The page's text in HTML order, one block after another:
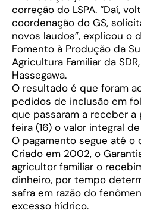
correção do LSPA. “Daí,
coordenação do GS,
novos laudos”, explicou o
Fomento à Produção da
Agricultura Familiar da
Hassegawa.
O resultado é que foram
pedidos de inclusão em
que passaram a receber
feira (16) o valor integral
O pagamento segue até o
Criado em 2002, o
agricultor familiar o
dinheiro, por tempo
safra em razão do
excesso hídrico.